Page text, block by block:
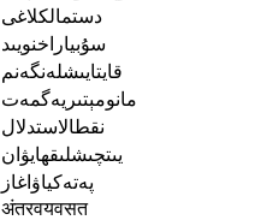
دستمالکلاغی
سۇبياراخنويىد
قايتايىشلەنگەنم
مانومېتىريەگمەت
نقطالاستدلال
يىتچىشلىقھايۋان
پەتەكياۋاغاز
अंतरवयवसत